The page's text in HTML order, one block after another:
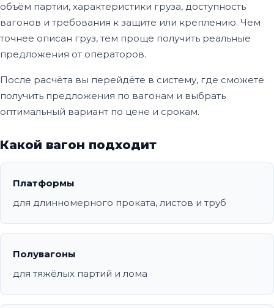
объём партии, характеристики груза, доступность
вагонов и требования к защите или креплению. Чем
точнее описан груз, тем проще получить реальные
предложения от операторов.
После расчёта вы перейдёте в систему, где сможете
получить предложения по вагонам и выбрать
оптимальный вариант по цене и срокам.
Какой вагон подходит
Платформы
для длинномерного проката, листов и труб
Полувагоны
для тяжёлых партий и лома